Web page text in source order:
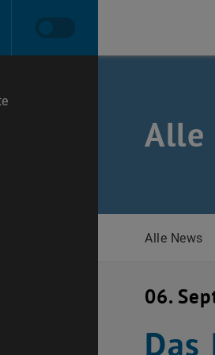
Startseite auflisten
Alle
Alle News
06.